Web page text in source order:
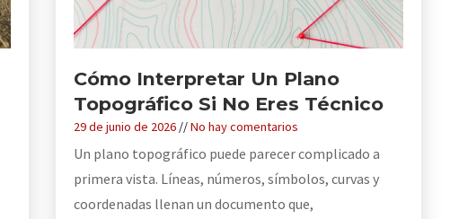
Cómo Interpretar Un Plano
Topográfico Si No Eres Técnico
29 de junio de 2026 No hay comentarios
Un plano topográfico puede parecer complicado a
primera vista. Líneas, números, símbolos, curvas y
coordenadas llenan un documento que,